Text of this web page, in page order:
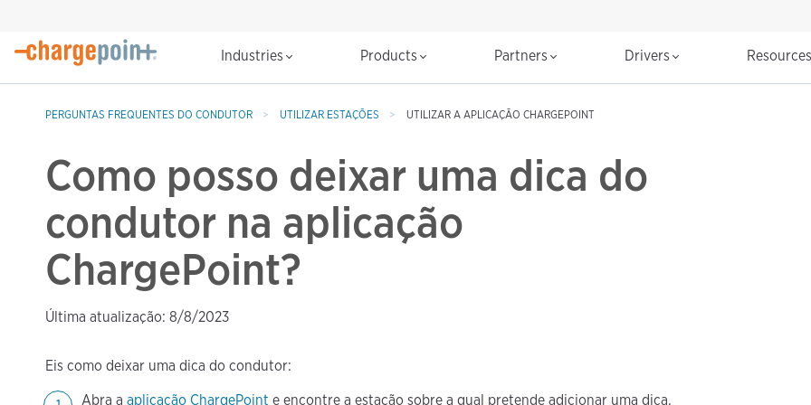
Industries Products Partners Drivers
PERGUNTAS FREQUENTES DO CONDUTOR UTILIZAR ESTAÇÕES UTILIZAR A APLICAÇÃO CHARGEPOINT
Como posso deixar uma dica do
condutor na aplicação
ChargePoint?
Última atualização: 8/8/2023
Eis como deixar uma dica do condutor:
Abra a aplicação ChargePoint e encontre a estação sobre a qual pretende adicionar uma dica.